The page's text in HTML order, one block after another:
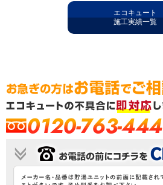
エコキュート
施工実績一覧
0120-763-444